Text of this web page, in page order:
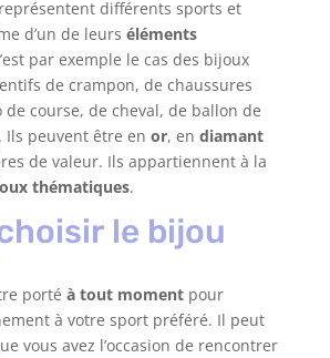
différents sports et
d’un de leurs éléments
par exemple le cas des bijoux
de crampon, de chaussures
course, de cheval, de ballon de
Ils peuvent être en or, en diamant
de valeur. Ils appartiennent à la
thématiques.
le bijou
porté à tout momentpour
à votre sport préféré. Il peut
vous avez l’occasion de rencontrer